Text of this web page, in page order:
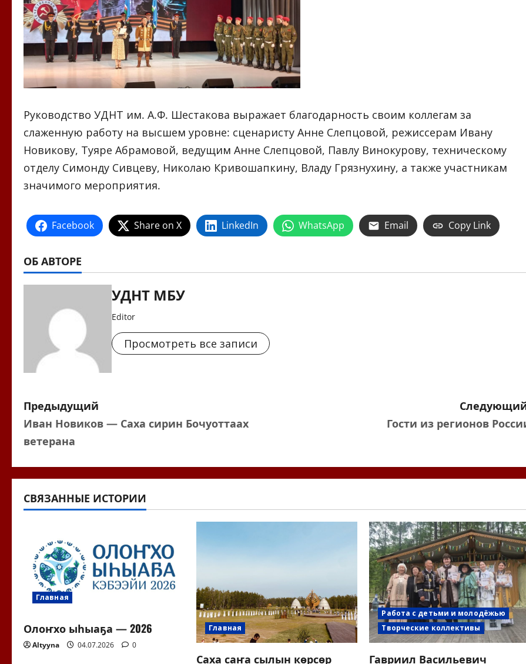
Руководство УДНТ им. А.Ф. Шестакова выражает благодарность своим коллегам за
слаженную работу на высшем уровне: сценаристу Анне Слепцовой, режиссерам Ивану
Новикову, Туяре Абрамовой, ведущим Анне Слепцовой, Павлу Винокурову, техническому
отделу Симонду Сивцеву, Николаю Кривошапкину, Владу Грязнухину, а также участникам
значимого мероприятия.
Facebook Share on X LinkedIn WhatsApp Email Copy Link
ОБ АВТОРЕ
УДНТ МБУ
Editor
Просмотреть все записи
Н
а
и
г
ц
и
я
п
о
Предыдущий
Иван Новиков — Саха сирин Бочуоттаах
ветерана
Гости из регионов
СВЯЗАННЫЕ ИСТОРИИ
Главная
Олоҥхо ыһыаҕа — 2026
Altyyna 04.07.2026 0
Главная
Саха саҥа сылын көрсөр
Работа с детьми и молодёжью
Творческие коллективы
Гавриил Васильевич